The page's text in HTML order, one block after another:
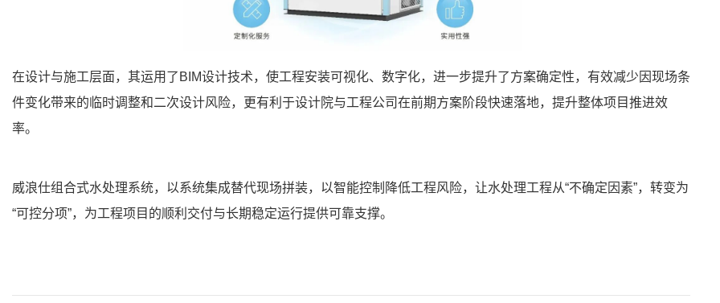
在设计与施工层面，其运用了BIM设计技术，使工程安装可视化、数字化，进一步提升了方案确定性，有效减少因现场条
件变化带来的临时调整和二次设计风险，更有利于设计院与工程公司在前期方案阶段快速落地，提升整体项目推进效
率。
威浪仕组合式水处理系统，以系统集成替代现场拼装，以智能控制降低工程风险，让水处理工程从“不确定因素”，转变为
“可控分项”，为工程项目的顺利交付与长期稳定运行提供可靠支撑。